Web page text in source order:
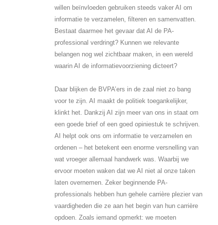
willen beïnvloeden gebruiken steeds vaker AI om
informatie te verzamelen, filteren en samenvatten.
Bestaat daarmee het gevaar dat AI de PA-
professional verdringt? Kunnen we relevante
belangen nog wel zichtbaar maken, in een wereld
waarin AI de informatievoorziening dicteert?
Daar blijken de BVPA’ers in de zaal niet zo bang
voor te zijn. AI maakt de politiek toegankelijker,
klinkt het. Dankzij AI zijn meer van ons in staat om
een goede brief of een goed opiniestuk te schrijven.
AI helpt ook ons om informatie te verzamelen en
ordenen – het betekent een enorme versnelling van
wat vroeger allemaal handwerk was. Waarbij we
ervoor moeten waken dat we AI niet al onze taken
laten overnemen. Zeker beginnende PA-
professionals hebben hun gehele carrière plezier van
vaardigheden die ze aan het begin van hun carrière
opdoen. Zoals iemand opmerkt: we moeten